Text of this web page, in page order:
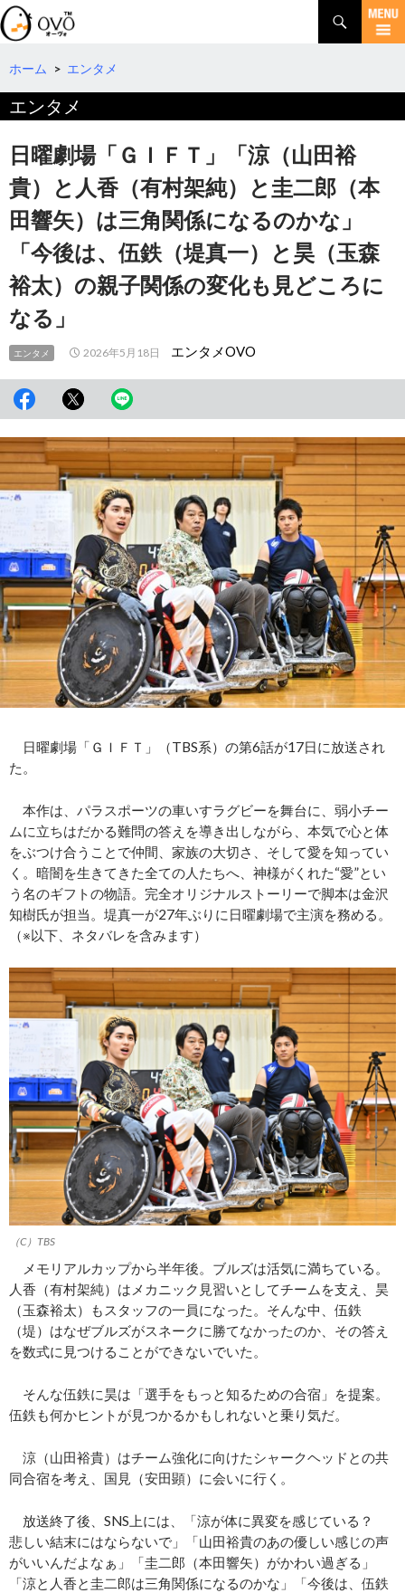
検
索
コ
テ
へ
ホーム > エンタメ
エンタメ
日曜劇場「ＧＩＦＴ」「涼（山田裕
貴）と人香（有村架純）と圭二郎（本
田響矢）は三角関係になるのかな」
「今後は、伍鉄（堤真一）と昊（玉森
裕太）の親子関係の変化も見どころに
なる」
エンタメ 2026年5月18日 エンタメOVO
日曜劇場「ＧＩＦＴ」（TBS系）の第6話が17日に放送され
た。
本作は、パラスポーツの車いすラグビーを舞台に、弱小チー
ムに立ちはだかる難問の答えを導き出しながら、本気で心と体
をぶつけ合うことで仲間、家族の大切さ、そして愛を知ってい
く。暗闇を生きてきた全ての人たちへ、神様がくれた“愛”とい
う名のギフトの物語。完全オリジナルストーリーで脚本は金沢
知樹氏が担当。堤真一が27年ぶりに日曜劇場で主演を務める。
（※以下、ネタバレを含みます）
（C）TBS
メモリアルカップから半年後。ブルズは活気に満ちている。
人香（有村架純）はメカニック見習いとしてチームを支え、昊
（玉森裕太）もスタッフの一員になった。そんな中、伍鉄
（堤）はなぜブルズがスネークに勝てなかったのか、その答え
を数式に見つけることができないでいた。
そんな伍鉄に昊は「選手をもっと知るための合宿」を提案。
伍鉄も何かヒントが見つかるかもしれないと乗り気だ。
涼（山田裕貴）はチーム強化に向けたシャークヘッドとの共
同合宿を考え、国見（安田顕）に会いに行く。
放送終了後、SNS上には、「涼が体に異変を感じている？
悲しい結末にはならないで」「山田裕貴のあの優しい感じの声
がいいんだよなぁ」「圭二郎（本田響矢）がかわい過ぎる」
「涼と人香と圭二郎は三角関係になるのかな」「今後は、伍鉄